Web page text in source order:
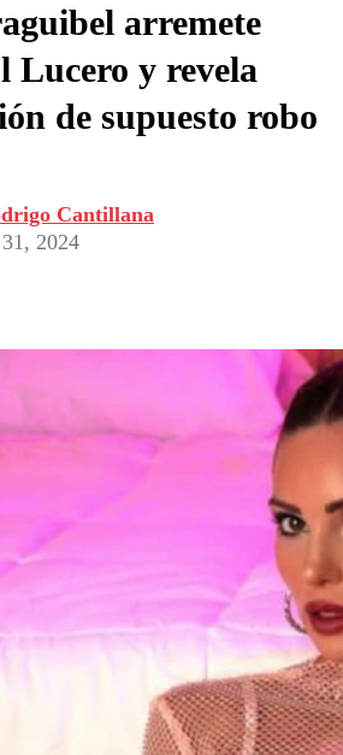
arremete
Lucero y revela
de supuesto robo
Cantillana
2024